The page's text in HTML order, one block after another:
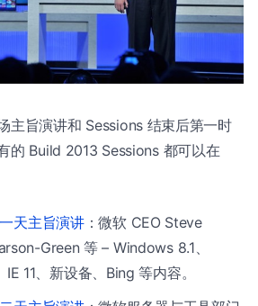
主旨演讲和 Sessions 结束后第一时
的 Build 2013 Sessions 都可以在
天主旨演讲：微软 CEO Steve
Green 等 – Windows 8.1、
11、新设备、Bing 等内容。